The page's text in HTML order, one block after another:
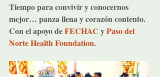
Tiempo para convivir y conocernos
mejor… panza llena y corazón contento.
Con el apoyo de FECHAC y Paso del
Norte Health Foundation.